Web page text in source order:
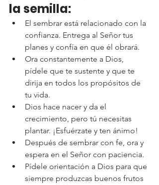
la semilla:
El sembrar está relacionado con la
confianza. Entrega al Señor tus
planes y confía en que él obrará.
Ora constantemente a Dios,
pídele que te sustente y que te
dirija en todos los propósitos de
tu vida.
Dios hace nacer y da el
crecimiento, pero tú necesitas
plantar. ¡Esfuérzate y ten ánimo!
Después de sembrar con fe, ora y
espera en el Señor con paciencia.
Pídele orientación a Dios para que
siempre produzcas buenos frutos